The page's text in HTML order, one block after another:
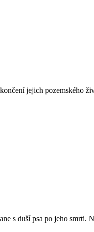
jejich pozemského
s duší psa po jeho smrti.